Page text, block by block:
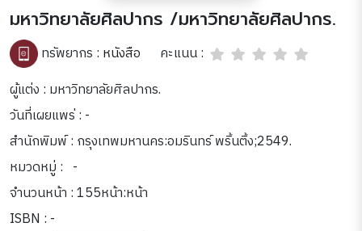
มหาวิทยาลัยศิลปากร /มหาวิทยาลัยศิลปากร.
ทรัพยากร : หนังสือ
คะแนน :
ผู้แต่ง : มหาวิทยาลัยศิลปากร.
วันที่เผยแพร่ : -
สำนักพิมพ์ : กรุงเทพมหานคร:อมรินทร์ พริ้นติ้ง;2549.
หมวดหมู่ : -
จำนวนหน้า : 155หน้า:หน้า
ISBN : -